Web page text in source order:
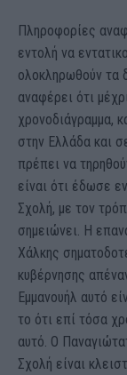
Πληροφορίες
εντολή να
ολοκληρωθούν τα
αναφέρει ότι
χρονοδιάγραμμα,
στην Ελλάδα και
πρέπει να
είναι ότι έδωσε
Σχολή, με τον
σημειώνει. Η
Χάλκης
κυβέρνησης
Εμμανουήλ αυτό
το ότι επί τόσα
αυτό. Ο
Σχολή είναι